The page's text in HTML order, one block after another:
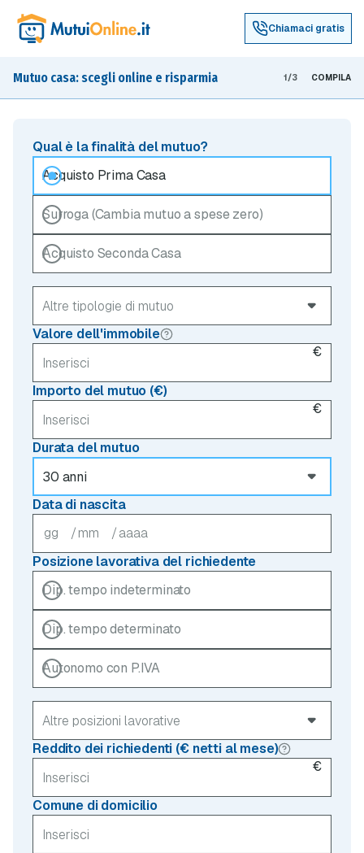
Chiamaci gratis
Mutuo casa: scegli online e risparmia 1/3 COMPILA
Qual è la finalità del mutuo?
Acquisto Prima Casa
Surroga (Cambia mutuo a spese zero)
Acquisto Seconda Casa
Valore dell'immobile
€
Importo del mutuo (€)
€
Durata del mutuo
Data di nascita
/
/
Posizione lavorativa del richiedente
Dip. tempo indeterminato
Dip. tempo determinato
Autonomo con P.IVA
Reddito dei richiedenti (€ netti al mese)
€
Comune di domicilio